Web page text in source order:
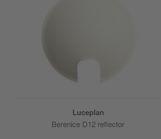
Luceplan
Berenice D12 reflector